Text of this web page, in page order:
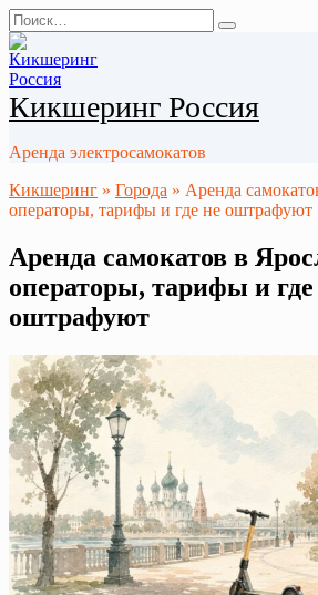
Перейти
к
содержанию
Search
for:
Кикшеринг Россия
Аренда электросамокатов
Кикшеринг » Города » Аренда
операторы, тарифы и где не оштрафуют
Аренда самокатов в
операторы, тарифы и где
оштрафуют